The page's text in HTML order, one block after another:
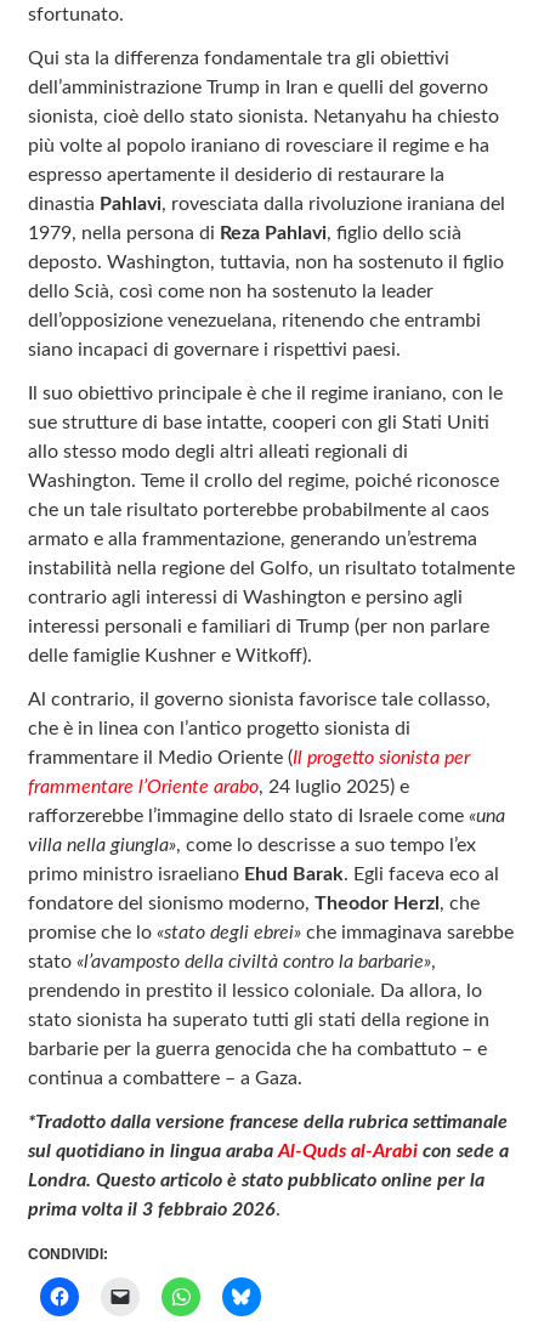
sfortunato.
Qui sta la differenza fondamentale tra gli obiettivi
dell’amministrazione Trump in Iran e quelli del governo
sionista, cioè dello stato sionista. Netanyahu ha chiesto
più volte al popolo iraniano di rovesciare il regime e ha
espresso apertamente il desiderio di restaurare la
dinastia Pahlavi, rovesciata dalla rivoluzione iraniana del
1979, nella persona di Reza Pahlavi, figlio dello scià
deposto. Washington, tuttavia, non ha sostenuto il figlio
dello Scià, così come non ha sostenuto la leader
dell’opposizione venezuelana, ritenendo che entrambi
siano incapaci di governare i rispettivi paesi.
Il suo obiettivo principale è che il regime iraniano, con le
sue strutture di base intatte, cooperi con gli Stati Uniti
allo stesso modo degli altri alleati regionali di
Washington. Teme il crollo del regime, poiché riconosce
che un tale risultato porterebbe probabilmente al caos
armato e alla frammentazione, generando un’estrema
instabilità nella regione del Golfo, un risultato totalmente
contrario agli interessi di Washington e persino agli
interessi personali e familiari di Trump (per non parlare
delle famiglie Kushner e Witkoff).
Al contrario, il governo sionista favorisce tale collasso,
che è in linea con l’antico progetto sionista di
frammentare il Medio Oriente (Il progetto sionista per
frammentare l’Oriente arabo, 24 luglio 2025) e
rafforzerebbe l’immagine dello stato di Israele come «una
villa nella giungla», come lo descrisse a suo tempo l’ex
primo ministro israeliano Ehud Barak. Egli faceva eco al
fondatore del sionismo moderno, Theodor Herzl, che
promise che lo «stato degli ebrei»che immaginava sarebbe
stato «l’avamposto della civiltà contro la barbarie»,
prendendo in prestito il lessico coloniale. Da allora, lo
stato sionista ha superato tutti gli stati della regione in
barbarie per la guerra genocida che ha combattuto – e
continua a combattere – a Gaza.
*Tradotto dalla versione francese della rubrica settimanale
sul quotidiano in lingua araba Al-Quds al-Arabicon sede a
Londra. Questo articolo è stato pubblicato online per la
prima volta il 3 febbraio 2026.
CONDIVIDI: